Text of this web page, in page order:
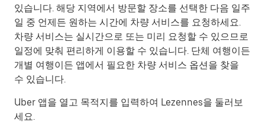
있습니다. 해당 지역에서 방문할 장소를 선택한 다음 일주
일 중 언제든 원하는 시간에 차량 서비스를 요청하세요.
차량 서비스는 실시간으로 또는 미리 요청할 수 있으므로
일정에 맞춰 편리하게 이용할 수 있습니다. 단체 여행이든
개별 여행이든 앱에서 필요한 차량 서비스 옵션을 찾을
수 있습니다.
Uber 앱을 열고 목적지를 입력하여 Lezennes을 둘러보
세요.